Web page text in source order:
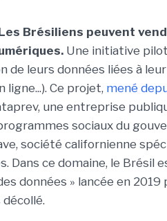
Brésiliens peuvent
Une initiative
de leurs données liées à
ligne...). Ce projet, mené
une entreprise
sociaux du
société californienne
Dans ce domaine, le Brésil
données » lancée en
décollé.